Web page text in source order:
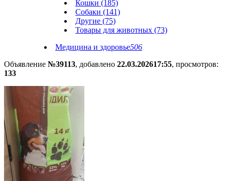
Кошки (185)
Собаки (141)
Другие (75)
Товары для животных (73)
Медицина и здоровье506
Объявление №39113, добавлено 22.03.202617:55, просмотров:
133